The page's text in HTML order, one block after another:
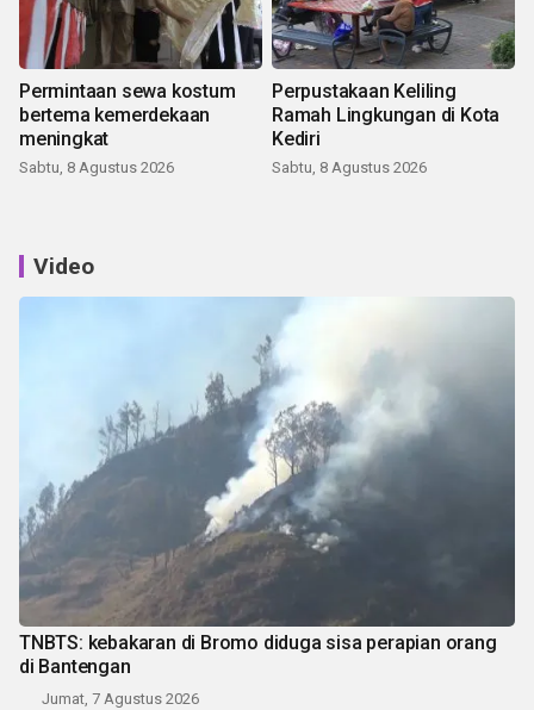
Permintaan sewa kostum
bertema kemerdekaan
meningkat
Sabtu, 8 Agustus 2026
Perpustakaan Keliling
Ramah Lingkungan di Kota
Kediri
Sabtu, 8 Agustus 2026
Video
TNBTS: kebakaran di Bromo diduga sisa perapian orang
di Bantengan
Jumat, 7 Agustus 2026